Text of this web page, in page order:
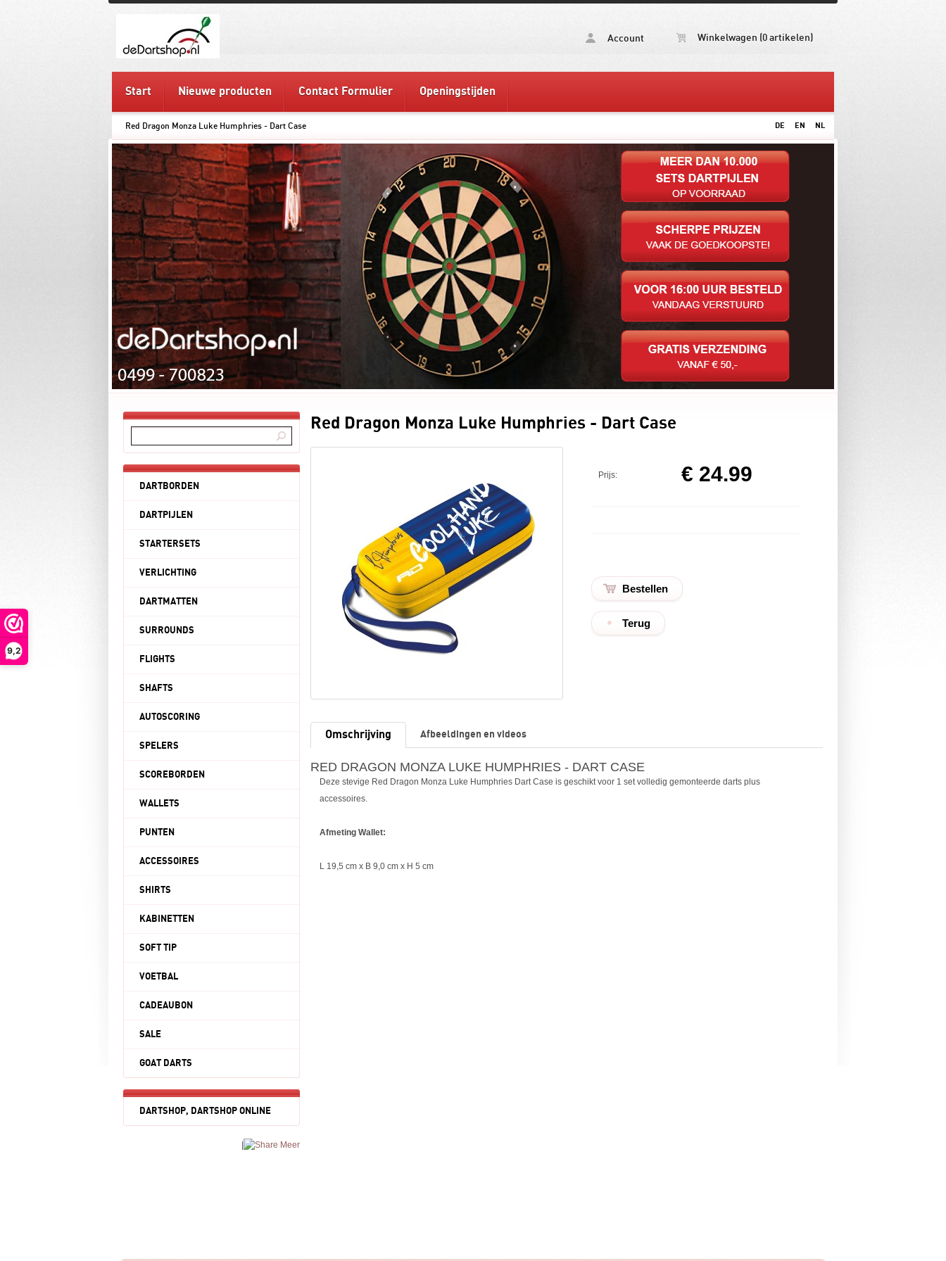
9,2
Account Winkelwagen (0 artikelen)
Start Nieuwe producten Contact Formulier Openingstijden
Red Dragon Monza Luke Humphries - Dart Case DE EN NL
DARTBORDEN
DARTPIJLEN
STARTERSETS
VERLICHTING
DARTMATTEN
SURROUNDS
FLIGHTS
SHAFTS
AUTOSCORING
SPELERS
SCOREBORDEN
WALLETS
PUNTEN
ACCESSOIRES
SHIRTS
KABINETTEN
SOFT TIP
VOETBAL
CADEAUBON
SALE
GOAT DARTS
DARTSHOP, DARTSHOP ONLINE
Meer
Red Dragon Monza Luke Humphries - Dart Case
Prijs: € 24.99
Terug
Omschrijving Afbeeldingen en videos
RED DRAGON MONZA LUKE HUMPHRIES - DART CASE
Deze stevige Red Dragon Monza Luke Humphries Dart Case is geschikt voor 1 set volledig gemonteerde darts plus
accessoires.
Afmeting Wallet:
L 19,5 cm x B 9,0 cm x H 5 cm